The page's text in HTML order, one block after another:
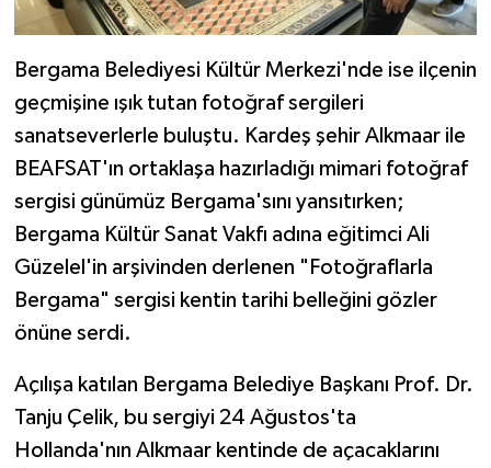
Bergama Belediyesi Kültür Merkezi'nde ise ilçenin
geçmişine ışık tutan fotoğraf sergileri
sanatseverlerle buluştu. Kardeş şehir Alkmaar ile
BEAFSAT'ın ortaklaşa hazırladığı mimari fotoğraf
sergisi günümüz Bergama'sını yansıtırken;
Bergama Kültür Sanat Vakfı adına eğitimci Ali
Güzelel'in arşivinden derlenen "Fotoğraflarla
Bergama" sergisi kentin tarihi belleğini gözler
önüne serdi.
Açılışa katılan Bergama Belediye Başkanı Prof. Dr.
Tanju Çelik, bu sergiyi 24 Ağustos'ta
Hollanda'nın Alkmaar kentinde de açacaklarını